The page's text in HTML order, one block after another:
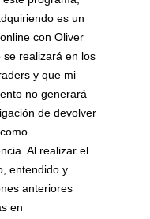
es un
con Oliver
realizará en los
y que mi
no generará
de devolver
Al realizar el
entendido y
anteriores
en